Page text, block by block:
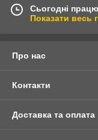
Сьогодні
Показати весь
Про нас
Контакти
Доставка та оплата